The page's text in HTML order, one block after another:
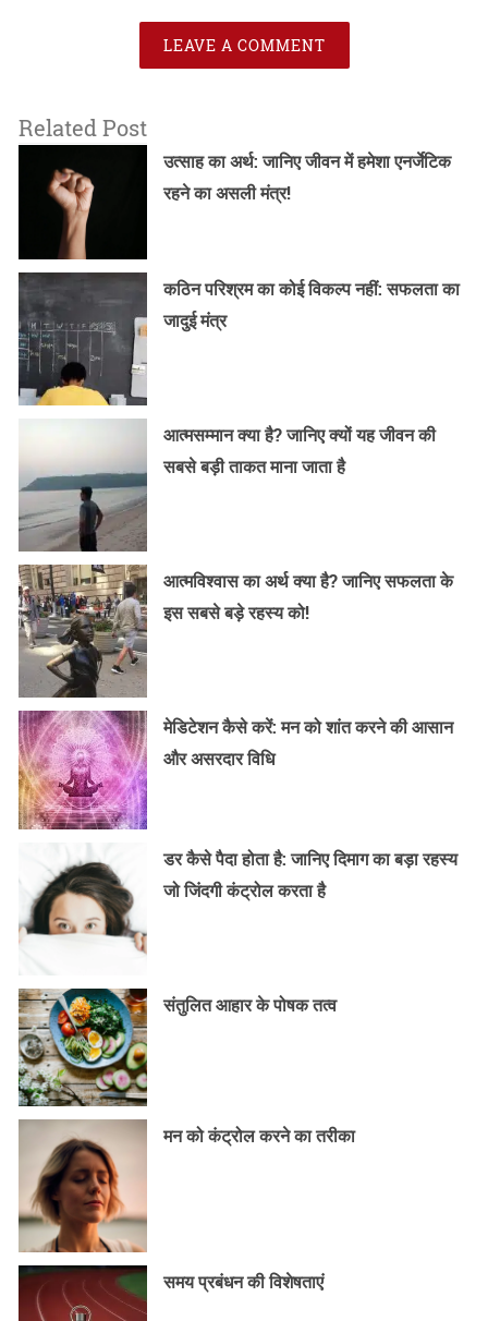
LEAVE A COMMENT
Related Post
उत्साह का अर्थ: जानिए जीवन में हमेशा एनर्जेटिक
रहने का असली मंत्र!
कठिन परिश्रम का कोई विकल्प नहीं: सफलता का
जादुई मंत्र
आत्मसम्मान क्या है? जानिए क्यों यह जीवन की
सबसे बड़ी ताकत माना जाता है
आत्मविश्वास का अर्थ क्या है? जानिए सफलता के
इस सबसे बड़े रहस्य को!
मेडिटेशन कैसे करें: मन को शांत करने की आसान
और असरदार विधि
डर कैसे पैदा होता है: जानिए दिमाग का बड़ा रहस्य
जो जिंदगी कंट्रोल करता है
संतुलित आहार के पोषक तत्व
मन को कंट्रोल करने का तरीका
समय प्रबंधन की विशेषताएं